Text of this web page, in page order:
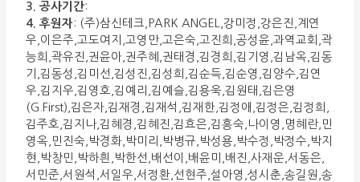
3. 공사기간:
4. 후원자 : (주)삼신테크,PARK ANGEL,강미정,강은진,계연
우,이은주,고도여지,고영만,고은숙,고진희,공성윤,과역교회,곽
능희,곽유진,권윤아,권주혜,권태경,김경희,김기영,김남옥,김동
기,김동성,김미선,김성진,김성희,김순득,김순영,김양수,김연
우,김지우,김영호,김예리,김예슬,김용욱,김원태,김은영
(G.First),김은자,김재경,김재석,김재한,김정애,김정은,김정희,
김주호,김지나,김혜경,김혜진,김효은,김흥숙,나이영,명혜란,민
영옥,민진숙,박경화,박미리,박병규,박성용,박수정,박정수,박지
현,박창민,박하흰,박한선,배선이,배윤미,배진,사재운,서동은,
서민준,서원석,서일우,서정환,선현주,설아영,성시춘,송길원,송